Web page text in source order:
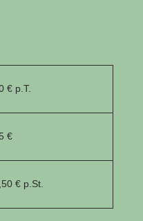
€ p.T.
€
€ p.St.